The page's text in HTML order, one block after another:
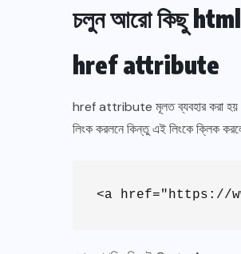
চলুন আরো কিছু
href attribute
href attribute মূলত ব্যবহার করা হয়
লিংক করলনে কিন্তু এই লিংকে ক্লিক
<a href="https://
OCTOBER 9,